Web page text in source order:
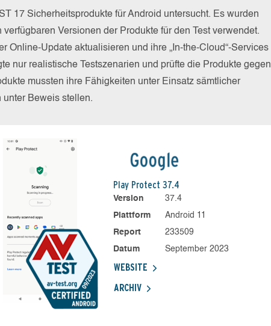
17 Sicherheitsprodukte für Android untersucht. Es wurden
Versionen der Produkte für den Test verwendet.
Online-Update aktualisieren und ihre „In-the-Cloud“-Services
nur realistische Testszenarien und prüfte die Produkte gegen
mussten ihre Fähigkeiten unter Einsatz sämtlicher
unter Beweis stellen.
Play Protect 37.4
Version
37.4
Plattform
Android 11
Report
233509
Datum
September 2023
WEBSITE
ARCHIV